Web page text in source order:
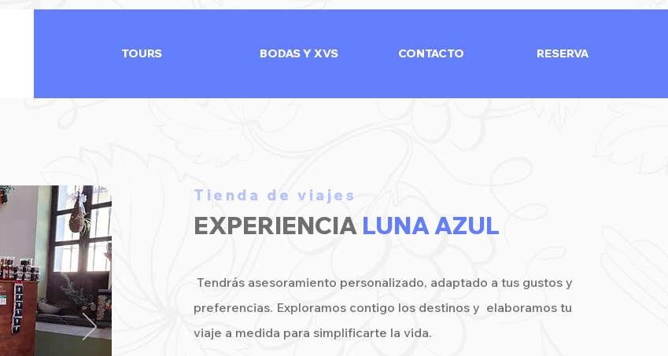
TOURS BODAS Y XVS CONTACTO RESERVA
Tienda de viajes
EXPERIENCIA LUNA AZUL
Tendrás asesoramiento personalizado, adaptado a tus gustos y
preferencias. Exploramos contigo los destinos y elaboramos tu
viaje a medida para simplificarte la vida.